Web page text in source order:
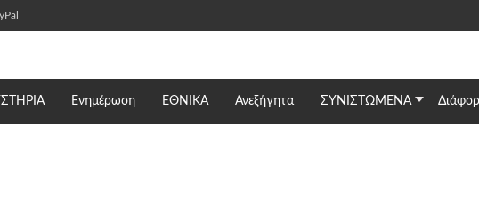
Ενημέρωση ΕΘΝΙΚΆ Ανεξήγητα ΣΥΝΙΣΤΩΜΕΝΑ